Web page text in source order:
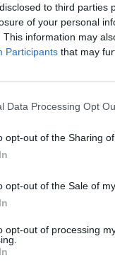
to third parties
of your personal
This information may
Participants that may
Data Processing Opt
opt-out of the Sharing
opt-out of the Sale of
opt-out of processing
την καλύτερη εμπειρία,
θα μας επιτρέψει να
ή η ανάκληση της
λειτουργίες και
ΔΕΝ
στον πατέρα του,
βλάβη σε
να
ποινή
των 6 μηνών
κράτησή
κι έτσι ο